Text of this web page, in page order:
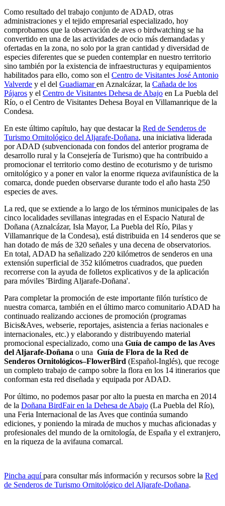
Como resultado del trabajo conjunto de ADAD, otras
administraciones y el tejido empresarial especializado, hoy
comprobamos que la observación de aves o birdwatching se ha
convertido en una de las actividades de ocio más demandadas y
ofertadas en la zona, no solo por la gran cantidad y diversidad de
especies diferentes que se pueden contemplar en nuestro territorio
sino también por la existencia de infraestructuras y equipamientos
habilitados para ello, como son el Centro de Visitantes José Antonio
Valverde y el del Guadiamaren Aznalcázar, la Cañada de los
Pájaros y el Centro de Visitantes Dehesa de Abajo en La Puebla del
Río, o el Centro de Visitantes Dehesa Boyal en Villamanrique de la
Condesa.
En este último capítulo, hay que destacar la Red de Senderos de
Turismo Ornitológico del Aljarafe-Doñana, una iniciativa liderada
por ADAD (subvencionada con fondos del anterior programa de
desarrollo rural y la Consejería de Turismo) que ha contribuido a
promocionar el territorio como destino de ecoturismo y de turismo
ornitológico y a poner en valor la enorme riqueza avifaunística de la
comarca, donde pueden observarse durante todo el año hasta 250
especies de aves.
La red, que se extiende a lo largo de los términos municipales de las
cinco localidades sevillanas integradas en el Espacio Natural de
Doñana (Aznalcázar, Isla Mayor, La Puebla del Río, Pilas y
Villamanrique de la Condesa), está distribuida en 14 senderos que se
han dotado de más de 320 señales y una decena de observatorios.
En total, ADAD ha señalizado 220 kilómetros de senderos en una
extensión superficial de 352 kilómetros cuadrados, que pueden
recorrerse con la ayuda de folletos explicativos y de la aplicación
para móviles 'Birding Aljarafe-Doñana'.
Para completar la promoción de este importante filón turístico de
nuestra comarca, también en el último marco comunitario ADAD ha
continuado realizando acciones de promoción (programas
Bicis&Aves, webserie, reportajes, asistencia a ferias nacionales e
internacionales, etc.) y elaborando y distribuyendo material
promocional especializado, como una Guía de campo de las Aves
del Aljarafe-Doñana o una Guía de Flora de la Red de
Senderos Ornitológicos–FlowerBird (Español-Inglés), que recoge
un completo trabajo de campo sobre la flora en los 14 itinerarios que
conforman esta red diseñada y equipada por ADAD.
Por último, no podemos pasar por alto la puesta en marcha en 2014
de la Doñana BirdFair en la Dehesa de Abajo (La Puebla del Río),
una Feria Internacional de las Aves que continúa sumando
ediciones, y poniendo la mirada de muchos y muchas aficionadas y
profesionales del mundo de la ornitología, de España y el extranjero,
en la riqueza de la avifauna comarcal.
Pincha aquípara consultar más información y recursos sobre la Red
de Senderos de Turismo Ornitológico del Aljarafe-Doñana.